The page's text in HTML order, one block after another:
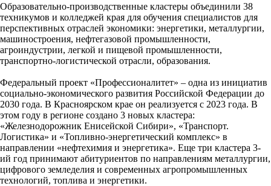
Образовательно-производственные кластеры объединили 38
техникумов и колледжей края для обучения специалистов для
перспективных отраслей экономики: энергетики, металлургии,
машиностроения, нефтегазовой промышленности,
агроиндустрии, легкой и пищевой промышленности,
транспортно-логистической отрасли, образования.
Федеральный проект «Профессионалитет» – одна из инициатив
социально-экономического развития Российской Федерации до
2030 года. В Красноярском крае он реализуется с 2023 года. В
этом году в регионе создано 3 новых кластера:
«Железнодорожник Енисейской Сибири», «Транспорт.
Логистика» и «Топливно-энергетический комплекс» в
направлении «нефтехимия и энергетика». Еще три кластера 3-
ий год принимают абитуриентов по направлениям металлургии,
цифрового земледелия и современных агропромышленных
технологий, топлива и энергетики.